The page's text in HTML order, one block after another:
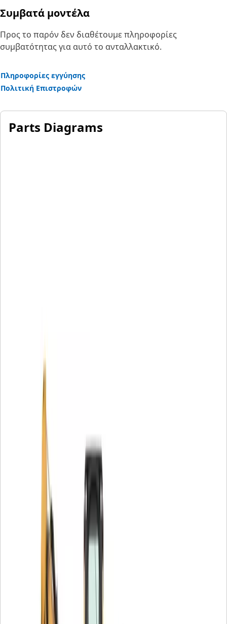
Συμβατά μοντέλα
Προς το παρόν δεν διαθέτουμε πληροφορίες
συμβατότητας για αυτό το ανταλλακτικό.
Πληροφορίες εγγύησης
Πολιτική Επιστροφών
Parts Diagrams